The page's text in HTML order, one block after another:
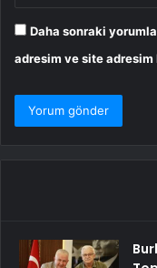
Daha sonraki
adresim ve site adresim